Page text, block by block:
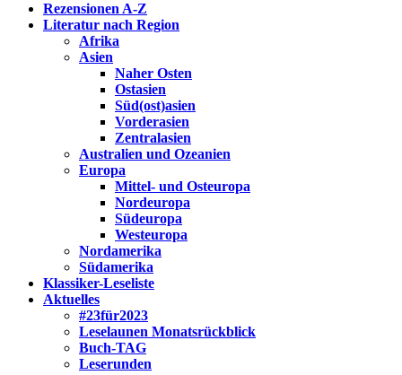
Wissenstagebuch
Eine Gabel für die Suppe der Weisheit
Rezensionen A-Z
Literatur nach Region
Afrika
Asien
Naher Osten
Ostasien
Süd(ost)asien
Vorderasien
Zentralasien
Australien und Ozeanien
Europa
Mittel- und Osteuropa
Nordeuropa
Südeuropa
Westeuropa
Nordamerika
Südamerika
Klassiker-Leseliste
Aktuelles
#23für2023
Leselaunen Monatsrückblick
Buch-TAG
Leserunden